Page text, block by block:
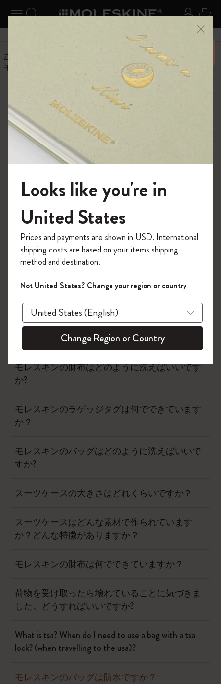
ナビゲーションの切替 ログ
検索 (キーワードなど) カ
6,500円以上のご購入で送料無料 メニ
ーを閉じる
ホーム
バッグと財布
モレスキンのバッグは防水ですか？
よくある質問に戻る
モレスキンのバッグは防水です
か？
モレスキン の Classic および MyCloud コレクションのバ
ッグは耐水性ですが、明記されていない限り、必ずしも
暴風雨に耐え、はじくことができるということです。雨
に降られても大丈夫ですが、それ以上の長時間の雨や完
全な浸水は避けてください。
ノートブック
ダイアリー
筆記用具
バッグと財布
モレスキンの財布はどのように洗えばいいです
か?
モレスキンのラゲッジタグは何でできています
か？
モレスキンのバッグはどのように洗えばいいで
すか?
スーツケースの大きさはどれくらいですか？
スーツケースはどんな素材で作られています
か？どんな特徴がありますか？
モレスキンの財布は何でできていますか？
荷物を受け取ったら壊れていることに気づきま
した。どうすればいいですか?
What is tsa? When do I need to use a bag with a tsa
lock? (when travelling to the usa)?
モレスキンのバッグは防水ですか？
モレスキンの世界へようこそ
「WELCOME10」を入力すると、初回注
文が10%オフ＋送料無料になります。セ
ール・アウトレット品は適用外。
Moleskineアカウントを作成して限定オフ
ァーや会員特典、さらに多くのインスピ
レーションを手に入れましょう。
今すぐ会員登録 !
Looks like you're in
United States
Prices and payments are shown in USD. International
shipping costs are based on your items shipping
method and destination.
Not United States? Change your region or country
Change Region or Country